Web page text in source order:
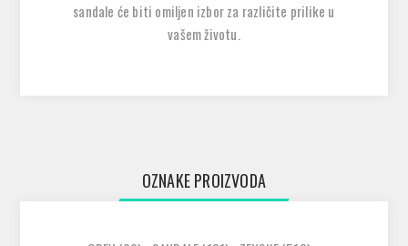
sandale će biti omiljen izbor za različite prilike u
vašem životu.
OZNAKE PROIZVODA